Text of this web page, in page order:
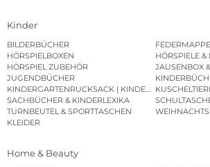
Kinder
BILDERBÜCHER
HÖRSPIELBOXEN
HÖRSPIELE &
HÖRSPIEL ZUBEHÖR
JAUSENBOX
JUGENDBÜCHER
KINDERGARTENRUCKSACK |
SACHBÜCHER & KINDERLEXIKA
TURNBEUTEL & SPORTTASCHEN
KLEIDER
Home & Beauty